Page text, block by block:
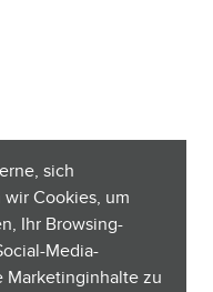
sich
Cookies, um
Ihr Browsing-
Media-
Marketinginhalte zu